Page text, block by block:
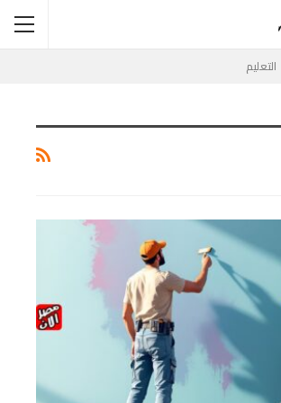
التعليم